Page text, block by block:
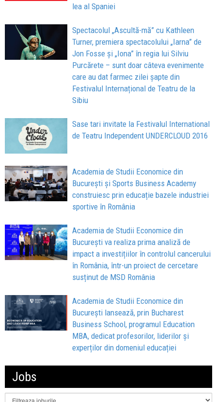
lea al Spaniei
Spectacolul „Ascultă-mă” cu Kathleen
Turner, premiera spectacolului „Iarna” de
Jon Fosse și „Iona” în regia lui Silviu
Purcărete – sunt doar câteva evenimente
care au dat farmec zilei șapte din
Festivalul Internațional de Teatru de la
Sibiu
Sase tari invitate la Festivalul International
de Teatru Independent UNDERCLOUD 2016
Academia de Studii Economice din
București și Sports Business Academy
construiesc prin educație bazele industriei
sportive în România
Academia de Studii Economice din
București va realiza prima analiză de
impact a investițiilor în controlul cancerului
în România, într-un proiect de cercetare
susținut de MSD România
Academia de Studii Economice din
București lansează, prin Bucharest
Business School, programul Education
MBA, dedicat profesorilor, liderilor și
experților din domeniul educației
Jobs